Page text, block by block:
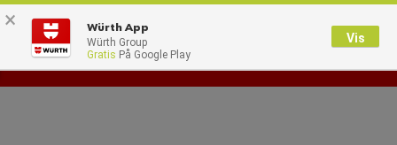
× Würth App
Würth Group
Gratis På Google Play
Vis